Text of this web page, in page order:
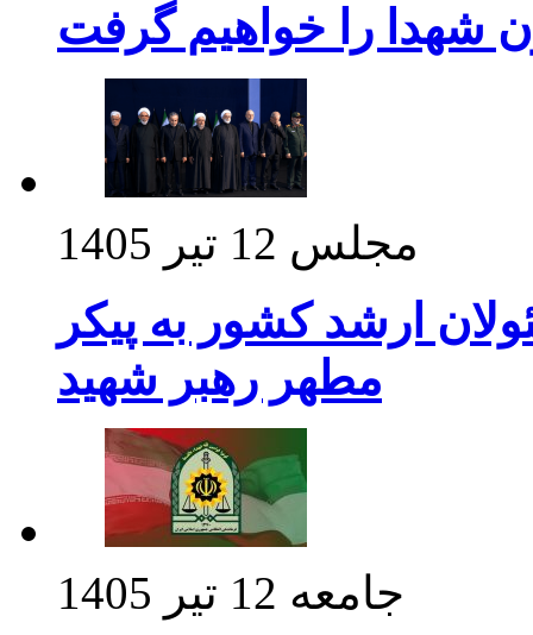
شهدا را خواهیم گرفت
مجلس 12 تیر 1405
ارشد کشور به پیکر
مطهر رهبر شهید
جامعه 12 تیر 1405